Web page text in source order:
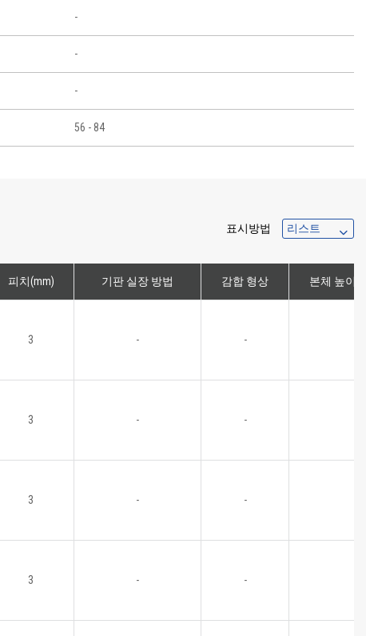
-
-
-
56 - 84
표시방법
피치(mm) 기판 실장 방법 감합 형상 본체 높이
3 - -
3 - -
3 - -
3 - -